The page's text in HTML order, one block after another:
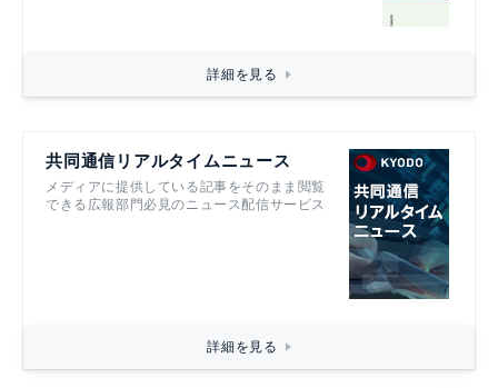
詳細を見る
共同通信リアルタイムニュース
メディアに提供している記事をそのまま閲覧
できる広報部門必見のニュース配信サービス
詳細を見る